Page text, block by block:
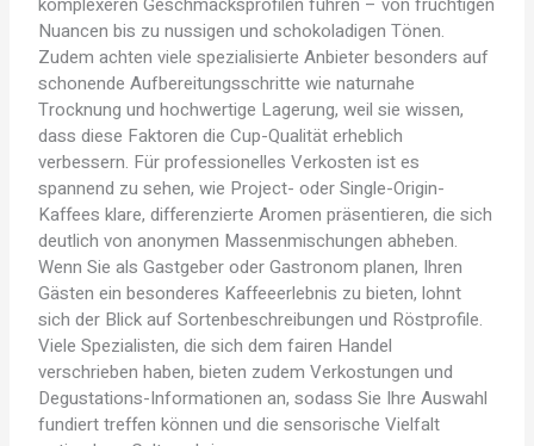
Nuancen bis zu nussigen und schokoladigen Tönen.
Zudem achten viele spezialisierte Anbieter besonders auf
schonende Aufbereitungsschritte wie naturnahe
Trocknung und hochwertige Lagerung, weil sie wissen,
dass diese Faktoren die Cup-Qualität erheblich
verbessern. Für professionelles Verkosten ist es
spannend zu sehen, wie Project- oder Single-Origin-
Kaffees klare, differenzierte Aromen präsentieren, die sich
deutlich von anonymen Massenmischungen abheben.
Wenn Sie als Gastgeber oder Gastronom planen, Ihren
Gästen ein besonderes Kaffeeerlebnis zu bieten, lohnt
sich der Blick auf Sortenbeschreibungen und Röstprofile.
Viele Spezialisten, die sich dem fairen Handel
verschrieben haben, bieten zudem Verkostungen und
Degustations-Informationen an, sodass Sie Ihre Auswahl
fundiert treffen können und die sensorische Vielfalt